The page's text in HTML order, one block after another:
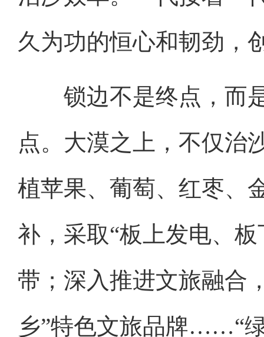
久为功的恒心和韧劲，
锁边不是终点，而是
点。大漠之上，不仅治
植苹果、葡萄、红枣、
补，采取“板上发电、
带；深入推进文旅融合
乡”特色文旅品牌……“